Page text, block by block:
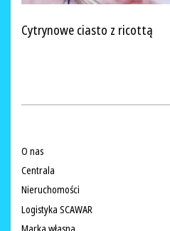
Cytrynowe ciasto z ricottą
O nas
Centrala
Nieruchomości
Logistyka SCAWAR